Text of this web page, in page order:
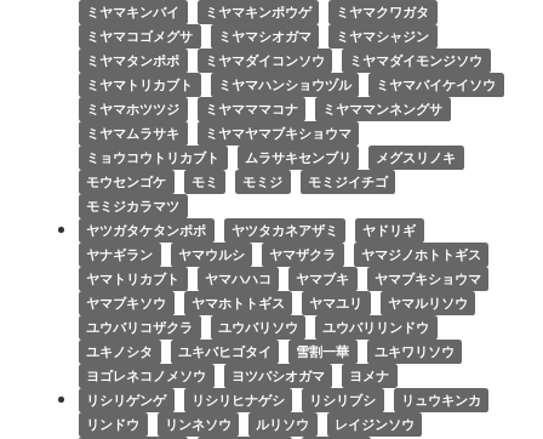
ミヤマキンバイ ミヤマキンポウゲ
ミヤマクワガタ
ミヤマコゴメグサ
ミヤマシオガマ
ミヤマシャジン
ミヤマタンポポ
ミヤマダイコンソウ
ミヤマダイモンジソウ
ミヤマトリカブト
ミヤマハンショウヅル
ミヤマバイケイソウ
ミヤマホツツジ
ミヤマママコナ
ミヤママンネングサ
ミヤマムラサキ
ミヤマヤマブキショウマ
ミョウコウトリカブト
ムラサキセンブリ
メグスリノキ
モウセンゴケ
モミ モミジ
モミジイチゴ
モミジカラマツ
ヤツガタケタンポポ
ヤツタカネアザミ
ヤドリギ
ヤナギラン
ヤマウルシ ヤマザクラ
ヤマジノホトトギス
ヤマトリカブト
ヤマハハコ ヤマブキ
ヤマブキショウマ
ヤマブキソウ
ヤマホトトギス ヤマユリ
ヤマルリソウ
ユウバリコザクラ
ユウバリソウ
ユウバリリンドウ
ユキノシタ
ユキバヒゴタイ 雪割一華
ユキワリソウ
ヨゴレネコノメソウ
ヨツバシオガマ
ヨメナ
リシリゲンゲ
リシリヒナゲシ リシリブシ
リュウキンカ
リンドウ
リンネソウ ルリソウ
レイジンソウ